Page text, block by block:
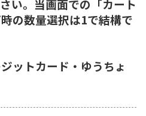
い。当画面での「カート
の数量選択は1で結構で
ットカード・ゆうちょ